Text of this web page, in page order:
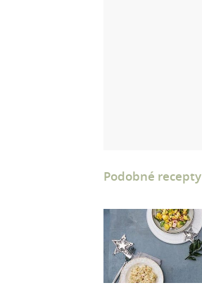
Podobné recepty